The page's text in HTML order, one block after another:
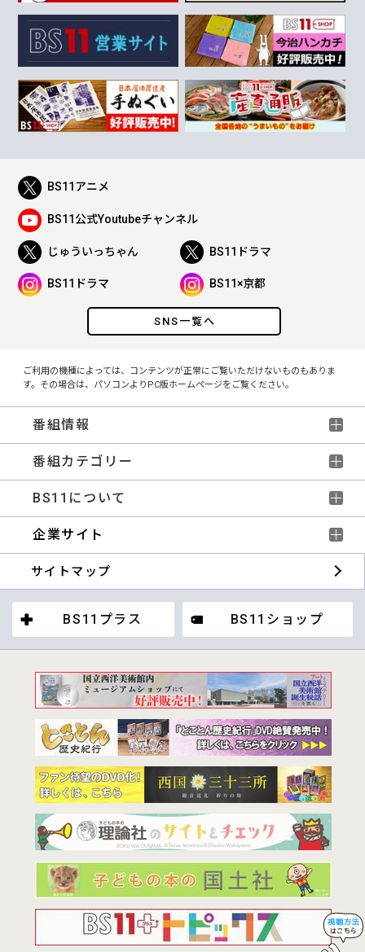
SNS一覧へ
BS11アニメ
BS11公式Youtubeチャンネル
じゅういっちゃん BS11ドラマ
BS11ドラマ BS11×京都
ご利用の機種によっては、コンテンツが正常にご覧いただけないものもありま
す。その場合は、パソコンよりPC版ホームページをご覧ください。
番組情報
番組カテゴリー
BS11について
企業サイト
サイトマップ
BS11プラス BS11ショップ